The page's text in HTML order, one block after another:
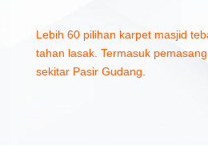
Lebih 60 pilihan karpet masjid
tahan lasak. Termasuk
sekitar Pasir Gudang.